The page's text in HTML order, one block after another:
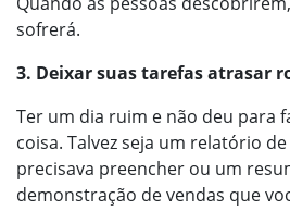
sofrerá.
3. Deixar suas tarefas atrasar
Ter um dia ruim e não deu para
coisa. Talvez seja um relatório
precisava preencher ou um
demonstração de vendas que